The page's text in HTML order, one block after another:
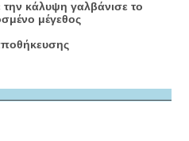
κάλυψη γαλβάνισε το
μέγεθος